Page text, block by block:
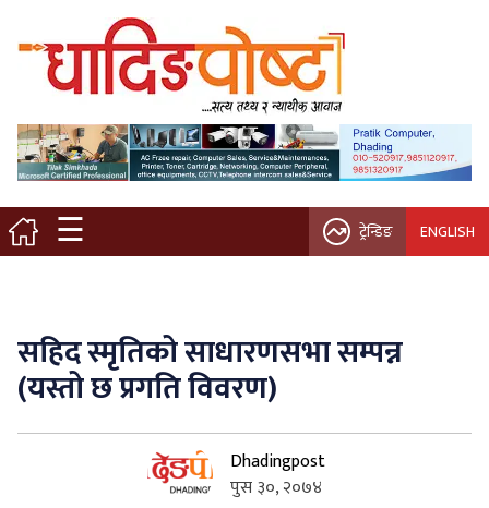
☰
मुख्य पृष्ठ
स्थानीय समाचार
विचार / ब्लग
नगर/गाउँ पालिका
कृषि/सहकारी
साहित्य / संस्कृति
ट्रेन्डिङ ENGLISH
सहिद स्मृतिको साधारणसभा सम्पन्न
(यस्तो छ प्रगति विवरण)
Dhadingpost
पुस ३०, २०७४